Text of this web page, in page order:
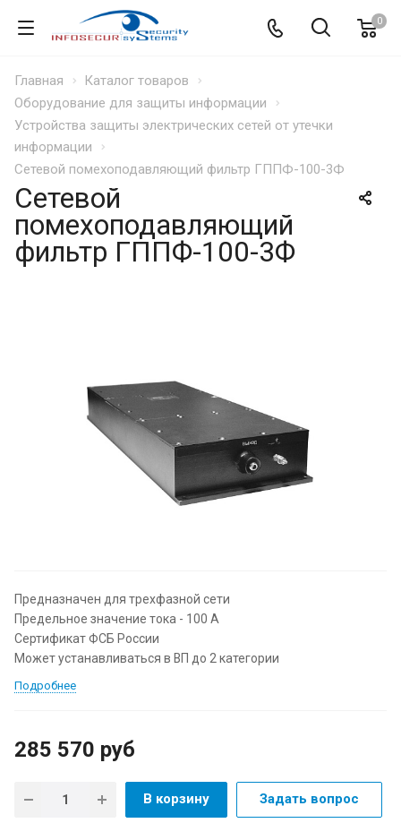
0
Главная
Каталог товаров
Оборудование для защиты информации
Устройства защиты электрических сетей от утечки
информации
Сетевой помехоподавляющий фильтр ГППФ-100-3Ф
Сетевой
помехоподавляющий
фильтр ГППФ-100-3Ф
Предназначен для трехфазной сети
Предельное значение тока - 100 А
Сертификат ФСБ России
Может устанавливаться в ВП до 2 категории
Подробнее
285 570 руб
В корзину Задать вопрос